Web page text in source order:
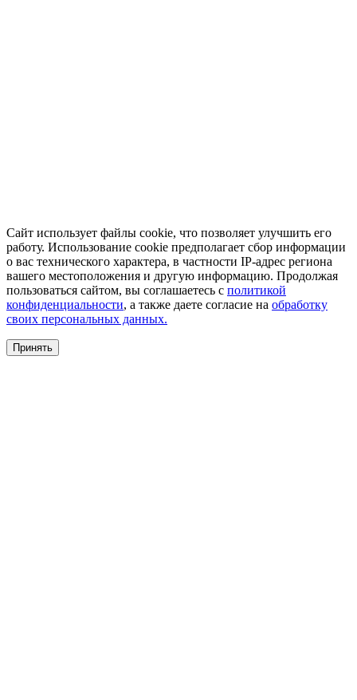
Сайт использует файлы cookie, что позволяет улучшить его
работу. Использование cookie предполагает сбор информации
о вас технического характера, в частности IP-адрес региона
вашего местоположения и другую информацию. Продолжая
пользоваться сайтом, вы соглашаетесь с политикой
конфиденциальности, а также даете согласие на обработку
своих персональных данных.
Принять